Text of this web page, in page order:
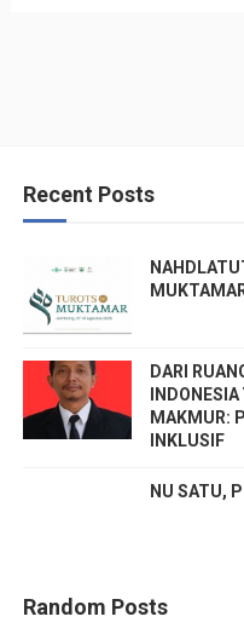
Recent Posts
DARI
MAKMUR:
INKLUSIF
NU SATU,
Random Posts